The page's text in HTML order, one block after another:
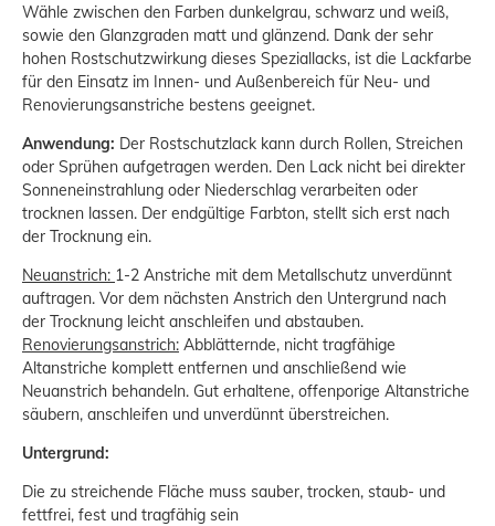
Wähle zwischen den Farben dunkelgrau, schwarz und weiß,
sowie den Glanzgraden matt und glänzend. Dank der sehr
hohen Rostschutzwirkung dieses Speziallacks, ist die Lackfarbe
für den Einsatz im Innen- und Außenbereich für Neu- und
Renovierungsanstriche bestens geeignet.
Anwendung: Der Rostschutzlack kann durch Rollen, Streichen
oder Sprühen aufgetragen werden. Den Lack nicht bei direkter
Sonneneinstrahlung oder Niederschlag verarbeiten oder
trocknen lassen. Der endgültige Farbton, stellt sich erst nach
der Trocknung ein.
Neuanstrich: 1-2 Anstriche mit dem Metallschutz unverdünnt
auftragen. Vor dem nächsten Anstrich den Untergrund nach
der Trocknung leicht anschleifen und abstauben.
Renovierungsanstrich: Abblätternde, nicht tragfähige
Altanstriche komplett entfernen und anschließend wie
Neuanstrich behandeln. Gut erhaltene, offenporige Altanstriche
säubern, anschleifen und unverdünnt überstreichen.
Untergrund:
Die zu streichende Fläche muss sauber, trocken, staub- und
fettfrei, fest und tragfähig sein